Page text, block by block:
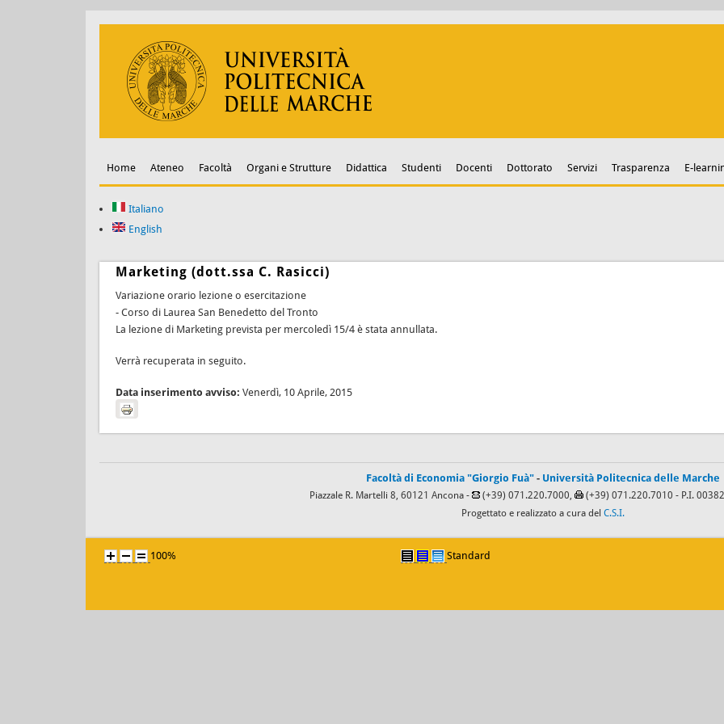
Home Ateneo Facoltà Organi e Strutture Didattica Studenti Docenti Dottorato Servizi Trasparenza E-
Italiano
English
Marketing (dott.ssa C. Rasicci)
Variazione orario lezione o esercitazione
- Corso di Laurea San Benedetto del Tronto
La lezione di Marketing prevista per mercoledì 15/4 è stata annullata.
Verrà recuperata in seguito.
Data inserimento avviso: Venerdì, 10 Aprile, 2015
Facoltà di Economia "Giorgio Fuà" - Università Politecnica delle Marche
Piazzale R. Martelli 8, 60121 Ancona - (+39) 071.220.7000, (+39) 071.220.7010 - P.I.
Progettato e realizzato a cura del C.S.I.
100% Standard